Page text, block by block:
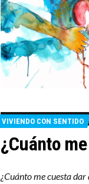
VIVIENDO CON SENTIDO
¿Cuánto
¿Cuánto me cuesta